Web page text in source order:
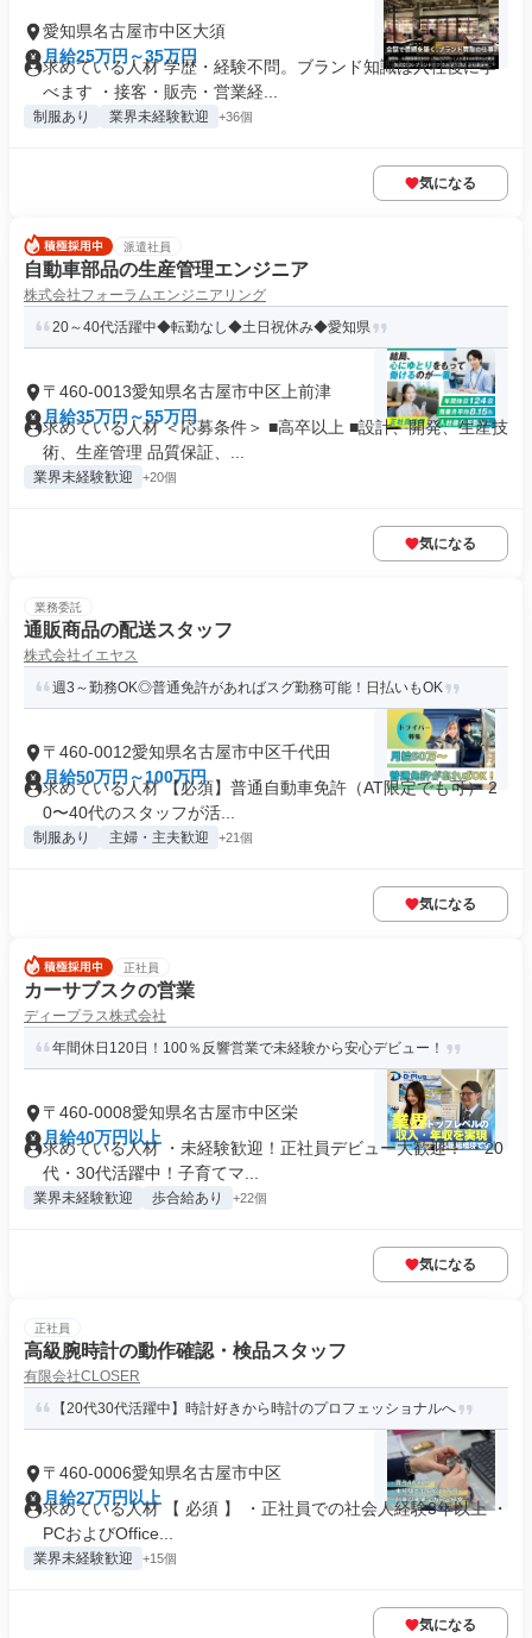
愛知県名古屋市中区大須
月給25万円～35万円
求めている人材 学歴・経験不問。ブランド知識は入社後に学
べます ・接客・販売・営業経...
制服あり 業界未経験歓迎 +36個
気になる
派遣社員
自動車部品の生産管理エンジニア
株式会社フォーラムエンジニアリング
20～40代活躍中◆転勤なし◆土日祝休み◆愛知県
〒460-0013愛知県名古屋市中区上前津
月給35万円～55万円
求めている人材 ＜応募条件＞ ■高卒以上 ■設計、開発、生産技
術、生産管理 品質保証、...
業界未経験歓迎 +20個
気になる
業務委託
通販商品の配送スタッフ
株式会社イエヤス
週3～勤務OK◎普通免許があればスグ勤務可能！日払いもOK
〒460-0012愛知県名古屋市中区千代田
月給50万円～100万円
求めている人材 【必須】普通自動車免許（AT限定でも可） 2
0〜40代のスタッフが活...
制服あり 主婦・主夫歓迎 +21個
気になる
正社員
カーサブスクの営業
ディープラス株式会社
年間休日120日！100％反響営業で未経験から安心デビュー！
〒460-0008愛知県名古屋市中区栄
月給40万円以上
求めている人材 ・未経験歓迎！正社員デビュー大歓迎！ ・20
代・30代活躍中！子育てマ...
業界未経験歓迎 歩合給あり +22個
気になる
正社員
高級腕時計の動作確認・検品スタッフ
有限会社CLOSER
【20代30代活躍中】時計好きから時計のプロフェッショナルへ
〒460-0006愛知県名古屋市中区
月給27万円以上
求めている人材 【 必須 】 ・正社員での社会人経験3年以上 ・
PCおよびOffice...
業界未経験歓迎 +15個
気になる